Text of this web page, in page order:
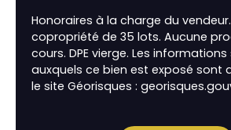
Honoraires à la charge du
copropriété de 35 lots. Aucune
cours. DPE vierge. Les
auxquels ce bien est exposé sont
le site Géorisques :